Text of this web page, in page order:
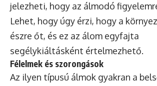
jelezheti, hogy az álmodó
Lehet, hogy úgy érzi, hogy a
észre őt, és ez az álom egyfajta
segélykiáltásként értelmezhető.
Félelmek és szorongások
Az ilyen típusú álmok gyakran a